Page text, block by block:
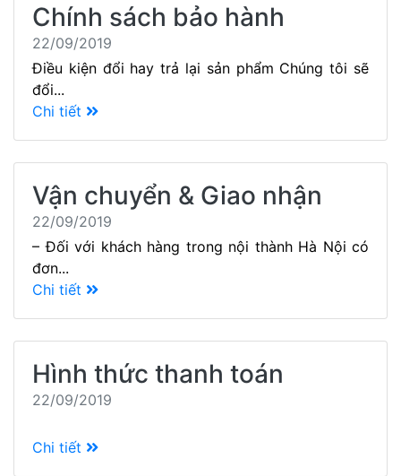
Chính sách bảo hành
22/09/2019
Điều kiện đổi hay trả lại sản phẩm Chúng tôi sẽ
đổi...
Chi tiết
Vận chuyển & Giao nhận
22/09/2019
– Đối với khách hàng trong nội thành Hà Nội có
đơn...
Chi tiết
Hình thức thanh toán
22/09/2019
Chi tiết